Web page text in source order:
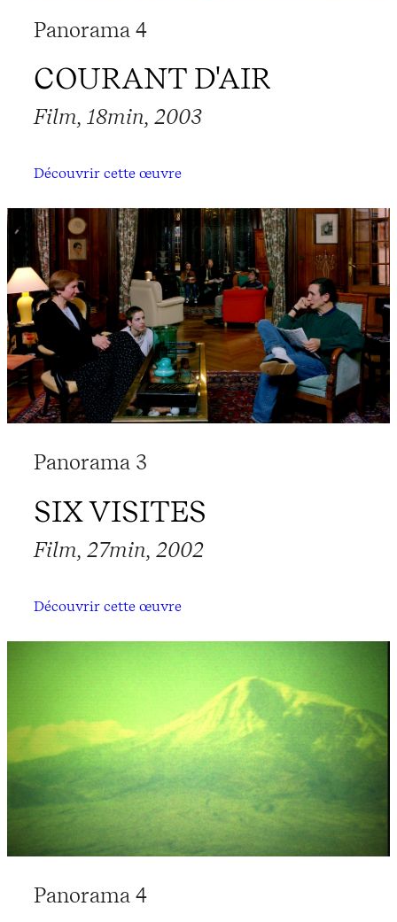
Panorama 4
COURANT D'AIR
Film, 18min, 2003
Découvrir cette œuvre
Panorama 3
SIX VISITES
Film, 27min, 2002
Découvrir cette œuvre
Panorama 4